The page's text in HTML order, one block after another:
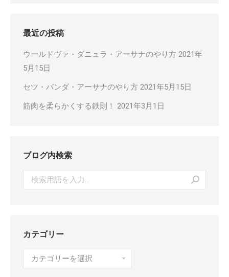
最近の投稿
ウールドヴァ・ダニュラ・アーサナのやり方 2021年
5月15日
セツ・バンダ・アーサナのやり方 2021年5月15日
筋肉を柔らかくする鉄則！ 2021年3月1日
ブログ内検索
Search:
カテゴリー
テ